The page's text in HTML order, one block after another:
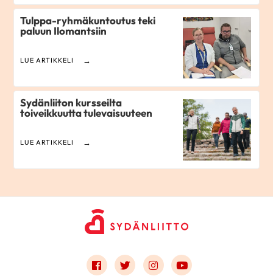
Tulppa-ryhmäkuntoutus teki
paluun Ilomantsiin
LUE ARTIKKELI
Sydänliiton kursseilta
toiveikkuutta tulevaisuuteen
LUE ARTIKKELI
Link to facebook
Link to twitter
Link to instagram
Link to youtube